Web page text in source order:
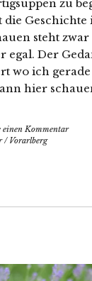
zu
Geschichte
steht zwar
egal. Der
wo ich
hier
einen Kommentar
/ Vorarlberg